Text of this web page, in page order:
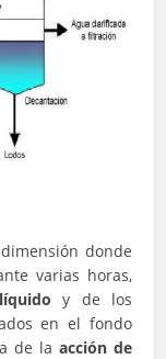
donde
varias horas,
y de los
en el fondo
de la acción de